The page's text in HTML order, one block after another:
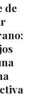
de